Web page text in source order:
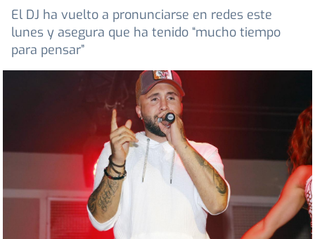
El DJ ha vuelto a pronunciarse en redes este
lunes y asegura que ha tenido “mucho tiempo
para pensar”